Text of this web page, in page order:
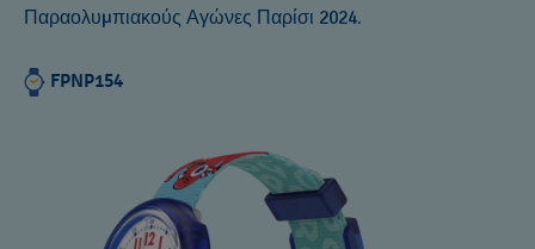
Παραολυμπιακούς Αγώνες Παρίσι 2024.
FPNP154